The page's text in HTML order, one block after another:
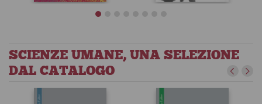
Energia
avesse saputo
SCIENZE UMANE, UNA SELEZIONE
DAL CATALOGO